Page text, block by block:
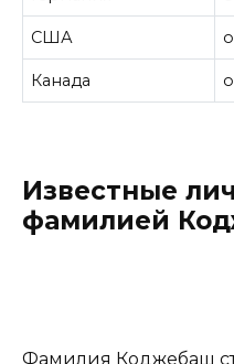
США
Канада
Известные
фамилией
Фамилия Коджебаш